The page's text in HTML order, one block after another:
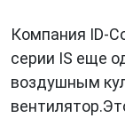
Компания ID-
серии IS еще
воздушным